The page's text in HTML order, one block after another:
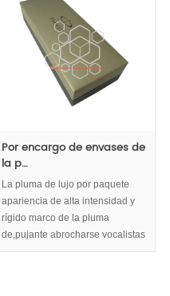
cosmético. Forma de pirámide
mejorar dramáticamente
capacidad de marketing.
Por encargo de envases de
la p…
La pluma de lujo por paquete
apariencia de alta intensidad y
rígido marco de la pluma
de,pujante abrocharse vocalistas
y abundancia material de